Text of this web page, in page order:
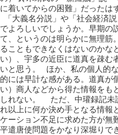
に着いてからの困難」だったは
「大義名分説」や「社会経済
でよろしいでしょうか。早期
て、というのは明らかに無理筋
ることもできなくはないのかな
い）、宇多の近臣に道真を疎む
いと思う。 ほか、私の個人的
的には早計な感がある。道真が
い）商人などから得た情報をも
しれない。 ただ、中瓘録記未
れ以上に何か決め手となる情報
ケーション不足に求めた方が
平遣唐使問題をかなり深堀りで